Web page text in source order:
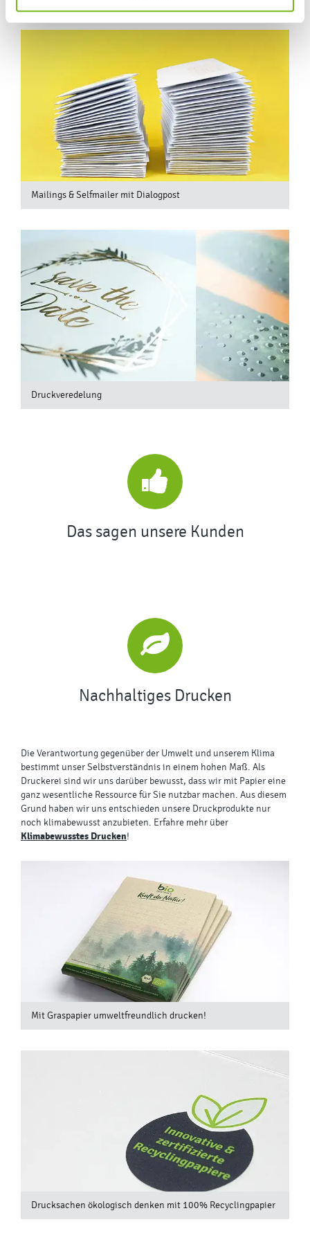
Mailings & Selfmailer mit Dialogpost
Druckveredelung
Das sagen unsere Kunden
Nachhaltiges Drucken
Die Verantwortung gegenüber der Umwelt und unserem Klima
bestimmt unser Selbstverständnis in einem hohen Maß. Als
Druckerei sind wir uns darüber bewusst, dass wir mit Papier eine
ganz wesentliche Ressource für Sie nutzbar machen. Aus diesem
Grund haben wir uns entschieden unsere Druckprodukte nur
noch klimabewusst anzubieten. Erfahre mehr über
Klimabewusstes Drucken!
Mit Graspapier umweltfreundlich drucken!
Drucksachen ökologisch denken mit 100% Recyclingpapier